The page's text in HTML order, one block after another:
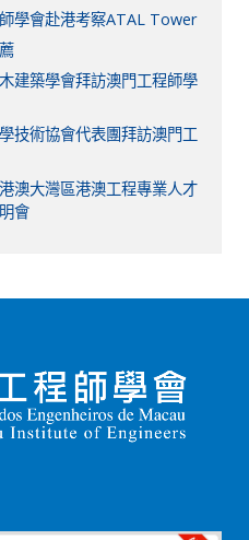
學會赴港考察ATAL Tower
建築學會拜訪澳門工程師學
技術協會代表團拜訪澳門工
澳大灣區港澳工程專業人才
會